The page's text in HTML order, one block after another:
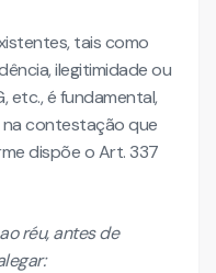
tais como
ilegitimidade ou
etc., é fundamental,
contestação que
dispõe o Art. 337
réu, antes de